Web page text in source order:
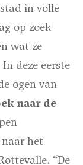
in volle
op zoek
wat ze
deze eerste
ogen van
naar de
het
“De